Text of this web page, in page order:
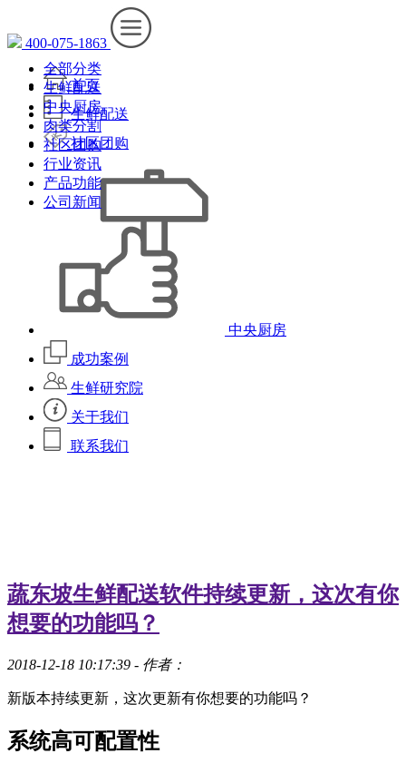
400-075-1863
首页
生鲜配送
社区团购
中央厨房
成功案例
生鲜研究院
关于我们
联系我们
全部分类
生鲜配送
中央厨房
肉类分割
社区团购
行业资讯
产品功能
公司新闻
蔬东坡生鲜配送软件持续更新，这次有你
想要的功能吗？
2018-12-18 10:17:39 - 作者：
新版本持续更新，这次更新有你想要的功能吗？
系统高可配置性